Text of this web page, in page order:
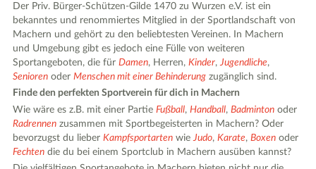
Der Priv. Bürger-Schützen-Gilde 1470 zu Wurzen e.V. ist ein
bekanntes und renommiertes Mitglied in der Sportlandschaft von
Machern und gehört zu den beliebtesten Vereinen. In Machern
und Umgebung gibt es jedoch eine Fülle von weiteren
Sportangeboten, die fürDamen, Herren,Kinder,Jugendliche,
Senioren oderMenschen mit einer Behinderung zugänglich sind.
Finde den perfekten Sportverein für dich in Machern
Wie wäre es z.B. mit einer PartieFußball,Handball,Badminton oder
Radrennen zusammen mit Sportbegeisterten in Machern? Oder
bevorzugst du lieberKampfsportarten wieJudo,Karate,Boxen oder
Fechten die du bei einem Sportclub in Machern ausüben kannst?